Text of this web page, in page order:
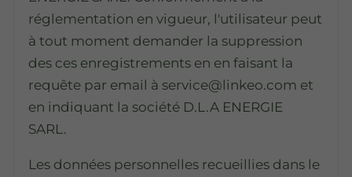
réglementation en vigueur, l'utilisateur peut
à tout moment demander la suppression
des ces enregistrements en en faisant la
requête par email à service@linkeo.com et
en indiquant la société D.L.A ENERGIE
SARL.
Les données personnelles recueillies dans le